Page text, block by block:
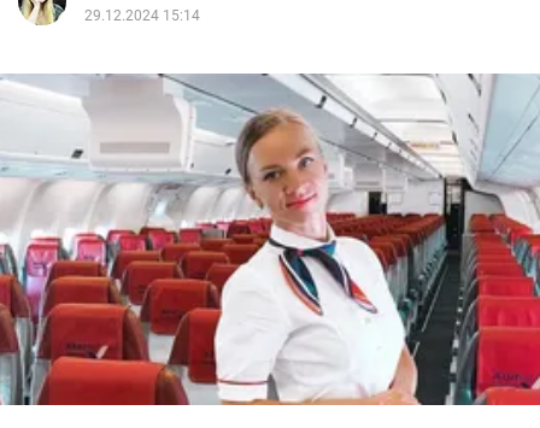
Społeczeństwo
Wojna na Ukrainie
Świat
29.12.2024 15:14